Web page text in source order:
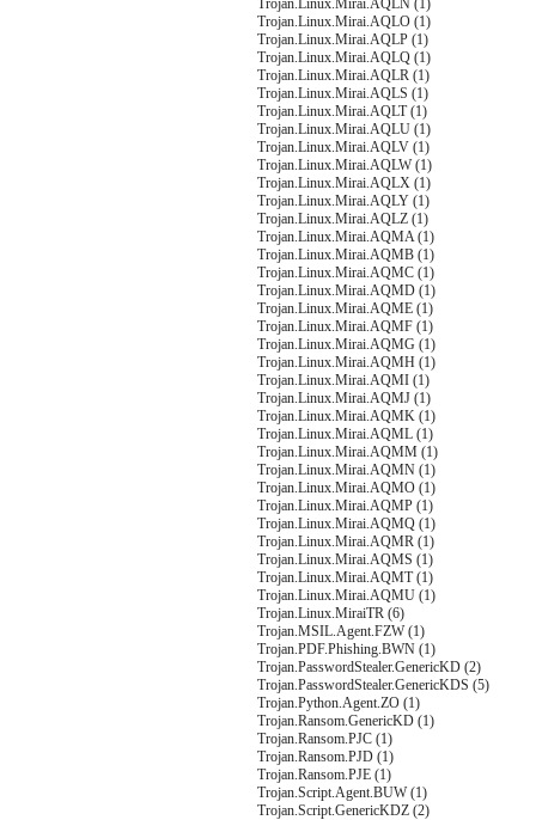
Trojan.Linux.Mirai.AQLN (1)
Trojan.Linux.Mirai.AQLO (1)
Trojan.Linux.Mirai.AQLP (1)
Trojan.Linux.Mirai.AQLQ (1)
Trojan.Linux.Mirai.AQLR (1)
Trojan.Linux.Mirai.AQLS (1)
Trojan.Linux.Mirai.AQLT (1)
Trojan.Linux.Mirai.AQLU (1)
Trojan.Linux.Mirai.AQLV (1)
Trojan.Linux.Mirai.AQLW (1)
Trojan.Linux.Mirai.AQLX (1)
Trojan.Linux.Mirai.AQLY (1)
Trojan.Linux.Mirai.AQLZ (1)
Trojan.Linux.Mirai.AQMA (1)
Trojan.Linux.Mirai.AQMB (1)
Trojan.Linux.Mirai.AQMC (1)
Trojan.Linux.Mirai.AQMD (1)
Trojan.Linux.Mirai.AQME (1)
Trojan.Linux.Mirai.AQMF (1)
Trojan.Linux.Mirai.AQMG (1)
Trojan.Linux.Mirai.AQMH (1)
Trojan.Linux.Mirai.AQMI (1)
Trojan.Linux.Mirai.AQMJ (1)
Trojan.Linux.Mirai.AQMK (1)
Trojan.Linux.Mirai.AQML (1)
Trojan.Linux.Mirai.AQMM (1)
Trojan.Linux.Mirai.AQMN (1)
Trojan.Linux.Mirai.AQMO (1)
Trojan.Linux.Mirai.AQMP (1)
Trojan.Linux.Mirai.AQMQ (1)
Trojan.Linux.Mirai.AQMR (1)
Trojan.Linux.Mirai.AQMS (1)
Trojan.Linux.Mirai.AQMT (1)
Trojan.Linux.Mirai.AQMU (1)
Trojan.Linux.MiraiTR (6)
Trojan.MSIL.Agent.FZW (1)
Trojan.PDF.Phishing.BWN (1)
Trojan.PasswordStealer.GenericKD (2)
Trojan.PasswordStealer.GenericKDS (5)
Trojan.Python.Agent.ZO (1)
Trojan.Ransom.GenericKD (1)
Trojan.Ransom.PJC (1)
Trojan.Ransom.PJD (1)
Trojan.Ransom.PJE (1)
Trojan.Script.Agent.BUW (1)
Trojan.Script.GenericKDZ (2)